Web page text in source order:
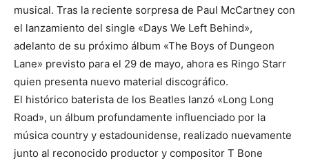
musical. Tras la reciente sorpresa de Paul McCartney con
el lanzamiento del single «Days We Left Behind»,
adelanto de su próximo álbum «The Boys of Dungeon
Lane» previsto para el 29 de mayo, ahora es Ringo Starr
quien presenta nuevo material discográfico.
El histórico baterista de los Beatles lanzó «Long Long
Road», un álbum profundamente influenciado por la
música country y estadounidense, realizado nuevamente
junto al reconocido productor y compositor T Bone